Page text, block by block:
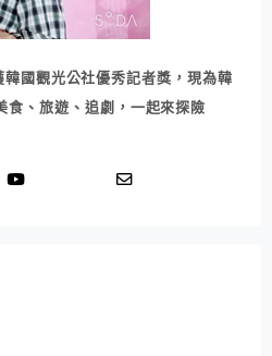
國觀光公社優秀記者獎，現為韓
、旅遊、追劇，一起來探險